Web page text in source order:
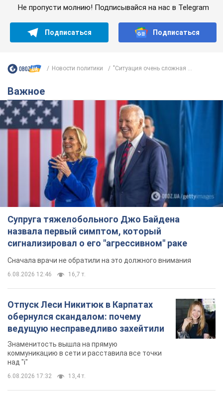
Не пропусти молнию! Подписывайся на нас в Telegram
Подписаться Подписаться
Новости политики "Ситуация очень сложная ...
Важное
Супруга тяжелобольного Джо Байдена
назвала первый симптом, который
сигнализировал о его "агрессивном" раке
Сначала врачи не обратили на это должного внимания
6.08.2026 12:46 16,7 т.
Отпуск Леси Никитюк в Карпатах
обернулся скандалом: почему
ведущую несправедливо захейтили
Знаменитость вышла на прямую
коммуникацию в сети и расставила все точки
над "i"
6.08.2026 17:32 13,4 т.